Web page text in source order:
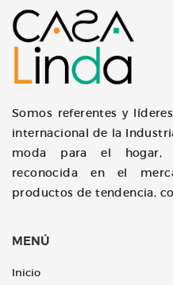
Somos referentes y
internacional de la
moda para el hogar,
reconocida en el
productos de tendencia,
MENÚ
Inicio